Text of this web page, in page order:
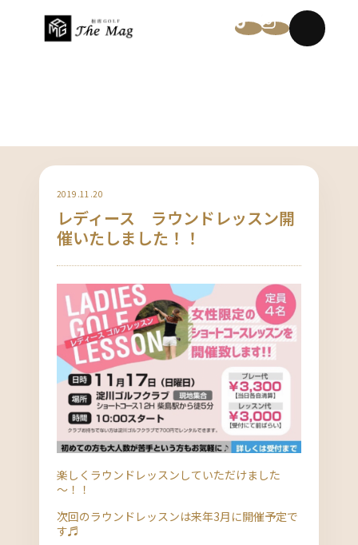
2019.11.20
レディース ラウンドレッスン開
催いたしました！！
楽しくラウンドレッスンしていただけました
～！！
次回のラウンドレッスンは来年3月に開催予定で
す♬